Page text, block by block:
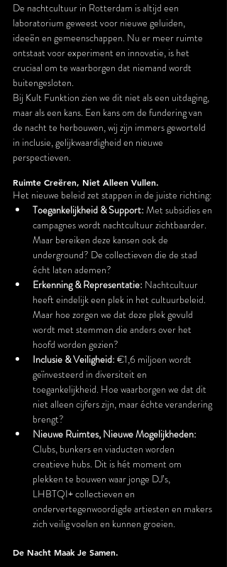
De nachtcultuur in Rotterdam is altijd een
laboratorium geweest voor nieuwe geluiden,
ideeën en gemeenschappen. Nu er meer ruimte
ontstaat voor experiment en innovatie, is het
cruciaal om te waarborgen dat niemand wordt
buitengesloten.
Bij Kult Funktion zien we dit niet als een uitdaging,
maar als een kans. Een kans om de fundering van
de nacht te herbouwen, wij zijn immers geworteld
in inclusie, gelijkwaardigheid en nieuwe
perspectieven.
Ruimte Creëren, Niet Alleen Vullen.
Het nieuwe beleid zet stappen in de juiste richting:
Toegankelijkheid & Support: Met subsidies en
campagnes wordt nachtcultuur zichtbaarder.
Maar bereiken deze kansen ook de
underground? De collectieven die de stad
écht laten ademen?
Erkenning & Representatie: Nachtcultuur
heeft eindelijk een plek in het cultuurbeleid.
Maar hoe zorgen we dat deze plek gevuld
wordt met stemmen die anders over het
hoofd worden gezien?
Inclusie & Veiligheid: €1,6 miljoen wordt
geïnvesteerd in diversiteit en
toegankelijkheid. Hoe waarborgen we dat dit
niet alleen cijfers zijn, maar échte verandering
brengt?
Nieuwe Ruimtes, Nieuwe Mogelijkheden:
Clubs, bunkers en viaducten worden
creatieve hubs. Dit is hét moment om
plekken te bouwen waar jonge DJ’s,
LHBTQI+ collectieven en
ondervertegenwoordigde artiesten en makers
zich veilig voelen en kunnen groeien.
De Nacht Maak Je Samen.